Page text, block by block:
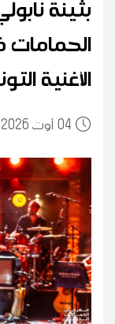
بثينة
الأغنية
0414:27 2026 أوت